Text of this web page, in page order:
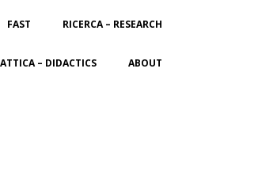
FAST RICERCA – RESEARCH
– DIDACTICS ABOUT